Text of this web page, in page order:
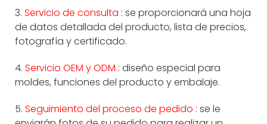
3. Servicio de consulta : se proporcionará una hoja
de datos detallada del producto, lista de precios,
fotografía y certificado.
4. Servicio OEM y ODM : diseño especial para
moldes, funciones del producto y embalaje.
5. Seguimiento del proceso de pedido : se le